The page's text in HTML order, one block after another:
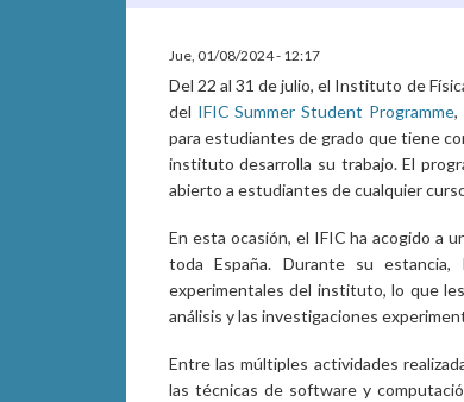
Jue, 01/08/2024 - 12:17
Del 22 al 31 de julio, el Instituto de
del IFIC Summer Student Programme,
para estudiantes de grado que tiene
instituto desarrolla su trabajo. El
abierto a estudiantes de cualquier
En esta ocasión, el IFIC ha acogido a
toda España. Durante su
experimentales del instituto, lo que
análisis y las investigaciones
Entre las múltiples actividades
las técnicas de software y